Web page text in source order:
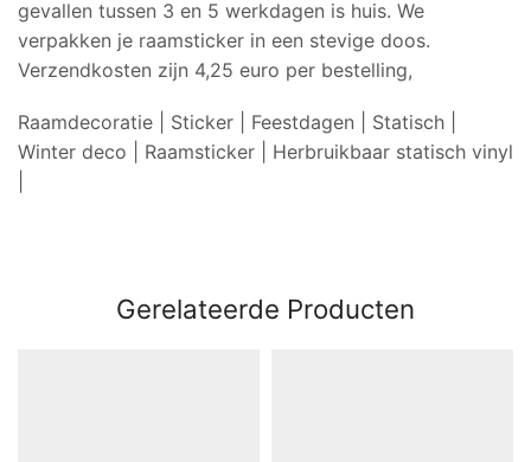
gevallen tussen 3 en 5 werkdagen is huis. We
verpakken je raamsticker in een stevige doos.
Verzendkosten zijn 4,25 euro per bestelling,
Raamdecoratie | Sticker | Feestdagen | Statisch |
Winter deco | Raamsticker | Herbruikbaar statisch vinyl
Gerelateerde Producten